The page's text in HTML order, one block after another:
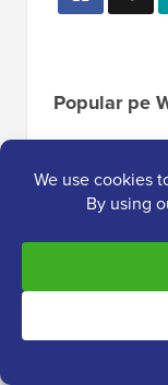
Popular pe